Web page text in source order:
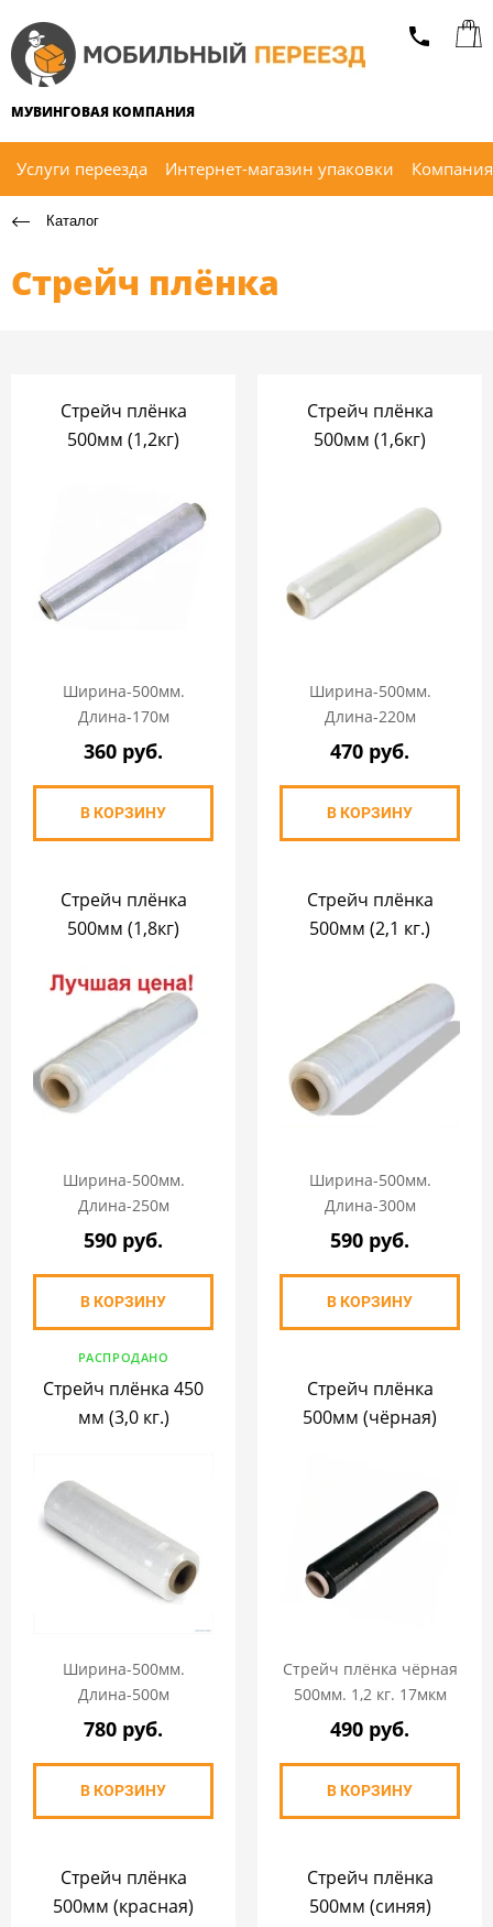
МУВИНГОВАЯ КОМПАНИЯ
Услуги переезда Интернет-магазин упаковки
Каталог
Стрейч плёнка
Стрейч плёнка
500мм (1,2кг)
Ширина-500мм.
Длина-170м
360 руб.
В КОРЗИНУ
Стрейч плёнка
500мм (1,6кг)
Ширина-500мм.
Длина-220м
470 руб.
В КОРЗИНУ
Стрейч плёнка
500мм (1,8кг)
Ширина-500мм.
Длина-250м
590 руб.
В КОРЗИНУ
Стрейч плёнка
500мм (2,1 кг.)
Ширина-500мм.
Длина-300м
590 руб.
В КОРЗИНУ
РАСПРОДАНО
Стрейч плёнка 450
мм (3,0 кг.)
Ширина-500мм.
Длина-500м
780 руб.
В КОРЗИНУ
Стрейч плёнка
500мм (чёрная)
Стрейч плёнка чёрная
500мм. 1,2 кг. 17мкм
490 руб.
В КОРЗИНУ
Стрейч плёнка
500мм (красная)
Стрейч плёнка
500мм (синяя)